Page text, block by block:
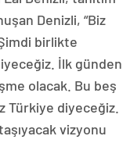
Denizli, “Biz
birlikte
İlk günden
olacak. Bu beş
Türkiye diyeceğiz.
vizyonu